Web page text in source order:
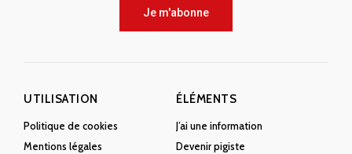
Je m'abonne
UTILISATION
Politique de cookies
Mentions légales
ÉLÉMENTS
J’ai une information
Devenir pigiste